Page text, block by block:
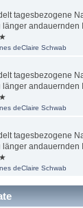
tagesbezogene
länger
deClaire Schwab
tagesbezogene
länger
deClaire Schwab
tagesbezogene
länger
deClaire Schwab